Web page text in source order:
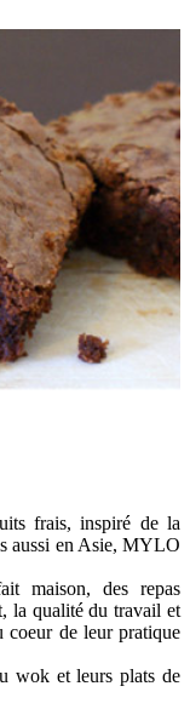
frais, inspiré de la
aussi en Asie, MYLO
maison, des repas
la qualité du travail et
coeur de leur pratique
wok et leurs plats de